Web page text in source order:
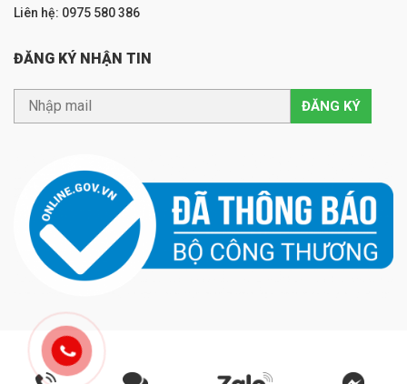
Liên hệ: 0975 580 386
ĐĂNG KÝ NHẬN TIN